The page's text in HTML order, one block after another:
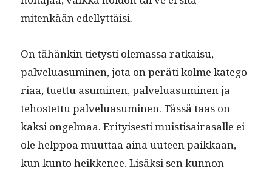
mitenkään edellyttäisi.
On tähänkin tietysti ole­mas­sa ratkaisu,
palvelu­a­sum­i­nen, jota on peräti kolme kat­e­go­
ri­aa, tuet­tu asum­i­nen, palvelu­a­sum­i­nen ja
tehostet­tu palvelu­a­sum­i­nen. Tässä taas on
kak­si ongel­maa. Eri­tyis­es­ti muis­ti­sairasalle ei
ole help­poa muut­taa aina uuteen paikkaan,
kun kun­to heikke­nee. Lisäk­si sen kun­non